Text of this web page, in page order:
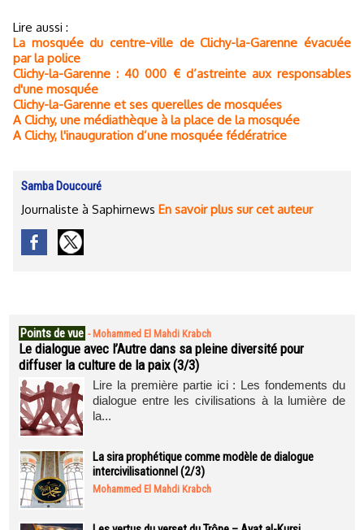
Lire aussi :
La mosquée du centre-ville de Clichy-la-Garenne évacuée
par la police
Clichy-la-Garenne : 40 000 € d’astreinte aux responsables
d'une mosquée
Clichy-la-Garenne et ses querelles de mosquées
A Clichy, une médiathèque à la place de la mosquée
A Clichy, l'inauguration d’une mosquée fédératrice
Samba Doucouré
Journaliste à Saphirnews En savoir plus sur cet auteur
Points de vue - Mohammed El Mahdi Krabch
Le dialogue avec l’Autre dans sa pleine diversité pour
diffuser la culture de la paix (3/3)
Lire la première partie ici : Les fondements du
dialogue entre les civilisations à la lumière de
la...
La sira prophétique comme modèle de dialogue
intercivilisationnel (2/3)
Mohammed El Mahdi Krabch